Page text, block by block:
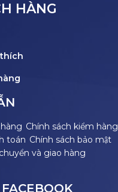
HÀNG
Chính sách kiểm hàng
toán Chính sách bảo mật
và giao hàng